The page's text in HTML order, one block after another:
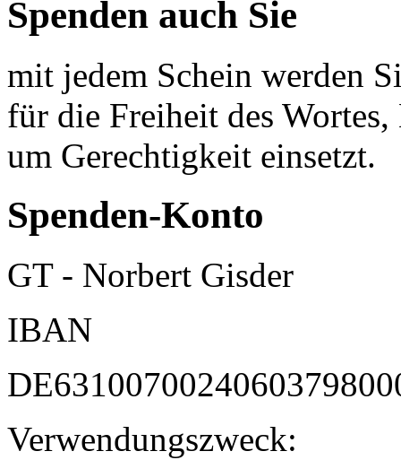
Spenden auch Sie
mit jedem Schein werden
für die Freiheit des
um Gerechtigkeit einsetzt.
Spenden-Konto
GT - Norbert Gisder
IBAN
Verwendungszweck: